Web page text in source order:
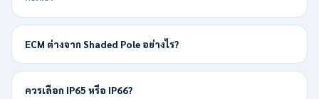
ECM ต่างจาก Shaded Pole อย่างไร?
ควรเลือก IP65 หรือ IP66?